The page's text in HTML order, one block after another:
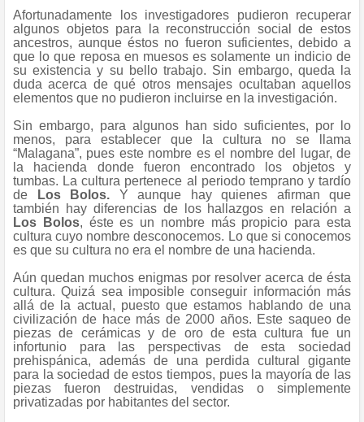
Afortunadamente los investigadores pudieron recuperar
algunos objetos para la reconstrucción social de estos
ancestros, aunque éstos no fueron suficientes, debido a
que lo que reposa en muesos es solamente un indicio de
su existencia y su bello trabajo. Sin embargo, queda la
duda acerca de qué otros mensajes ocultaban aquellos
elementos que no pudieron incluirse en la investigación.
Sin embargo, para algunos han sido suficientes, por lo
menos, para establecer que la cultura no se llama
“Malagana”, pues este nombre es el nombre del lugar, de
la hacienda donde fueron encontrado los objetos y
tumbas. La cultura pertenece al periodo temprano y tardío
de
Los Bolos. Y aunque hay quienes afirman que
también hay diferencias de los hallazgos en relación a
Los Bolos, éste es un nombre más propicio para esta
cultura cuyo nombre desconocemos. Lo que si conocemos
es que su cultura no era el nombre de una hacienda.
Aún quedan muchos enigmas por resolver acerca de ésta
cultura. Quizá sea imposible conseguir información más
allá de la actual, puesto que estamos hablando de una
civilización de hace más de 2000 años. Este saqueo de
piezas de cerámicas y de oro de esta cultura fue un
infortunio para las perspectivas de esta sociedad
prehispánica, además de una perdida cultural gigante
para la sociedad de estos tiempos, pues la mayoría de las
piezas fueron destruidas, vendidas o simplemente
privatizadas por habitantes del sector.